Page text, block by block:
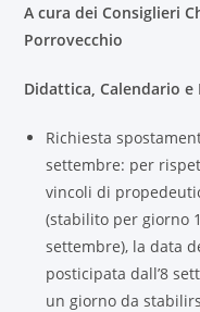
A cura dei Consiglieri
Porrovecchio
Didattica, Calendario
Richiesta
settembre: per
vincoli di
(stabilito per giorno
settembre), la data
posticipata dall’8
un giorno da